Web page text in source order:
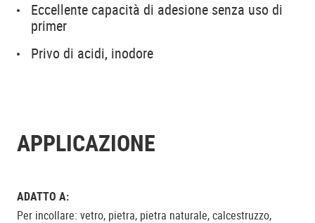
Eccellente capacità di adesione senza uso di
primer
Privo di acidi, inodore
APPLICAZIONE
ADATTO A:
Per incollare: vetro, pietra, pietra naturale, calcestruzzo,